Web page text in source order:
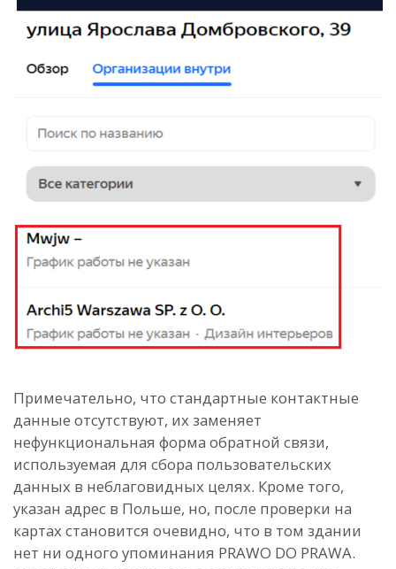
Примечательно, что стандартные контактные
данные отсутствуют, их заменяет
нефункциональная форма обратной связи,
используемая для сбора пользовательских
данных в неблаговидных целях. Кроме того,
указан адрес в Польше, но, после проверки на
картах становится очевидно, что в том здании
нет ни одного упоминания PRAWO DO PRAWA.